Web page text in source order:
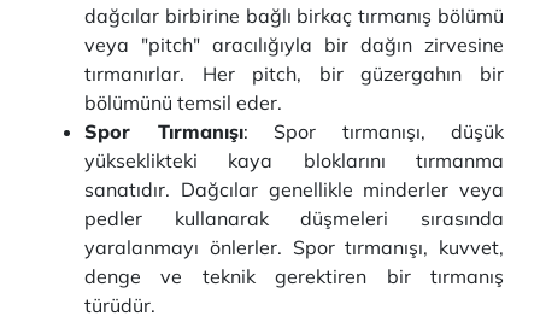
dağcılar birbirine bağlı birkaç tırmanış bölümü
veya "pitch" aracılığıyla bir dağın zirvesine
tırmanırlar. Her pitch, bir güzergahın bir
bölümünü temsil eder.
Spor Tırmanışı: Spor tırmanışı, düşük
yükseklikteki kaya bloklarını tırmanma
sanatıdır. Dağcılar genellikle minderler veya
pedler kullanarak düşmeleri sırasında
yaralanmayı önlerler. Spor tırmanışı, kuvvet,
denge ve teknik gerektiren bir tırmanış
türüdür.